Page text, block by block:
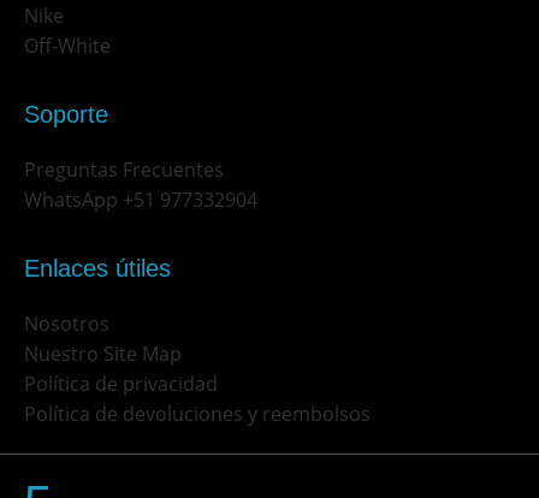
Nike
Off-White
Soporte
Preguntas Frecuentes
WhatsApp +51 977332904
Enlaces útiles
Nosotros
Nuestro Site Map
Política de privacidad
Política de devoluciones y reembolsos